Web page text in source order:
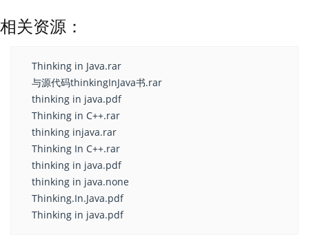
相关资源：
Thinking in Java.rar
与源代码thinkingInJava书.rar
thinking in java.pdf
Thinking in C++.rar
thinking injava.rar
Thinking In C++.rar
thinking in java.pdf
thinking in java.none
Thinking.In.Java.pdf
Thinking in java.pdf